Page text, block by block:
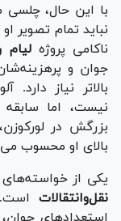
با این حال،
نباید تمام تصویر
ناکامی پروژه لیام
جوان و
بالاتر نیاز دارد.
نیست، اما
بزرگش در
بالای او محسوب
یکی از
نقل‌وانتقالات است.